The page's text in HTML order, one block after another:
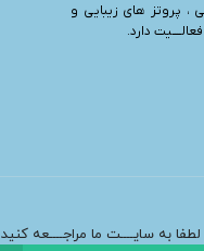
، پروتز های زیبایی و
دارد.
لطفا به سایــــت ما مراجــــعه کنید